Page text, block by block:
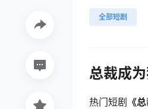
全部短剧
总裁成
热门短剧 《